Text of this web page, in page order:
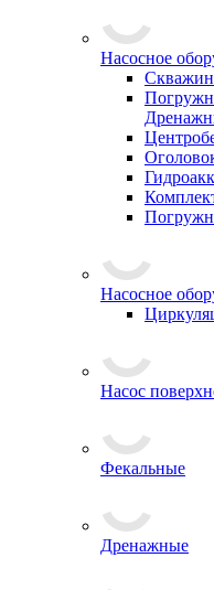
Насосное
Насосное
Насос
Фекальные
Дренажные